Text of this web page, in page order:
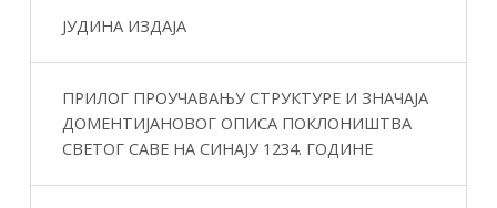
ЈУДИНА ИЗДАЈА
ПРИЛОГ ПРОУЧАВАЊУ СТРУКТУРЕ И ЗНАЧАЈА
ДОМЕНТИЈАНОВОГ ОПИСА ПОКЛОНИШТВА
СВЕТОГ САВЕ НА СИНАЈУ 1234. ГОДИНЕ